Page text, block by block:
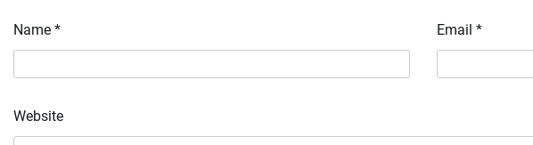
Name * Email *
Website